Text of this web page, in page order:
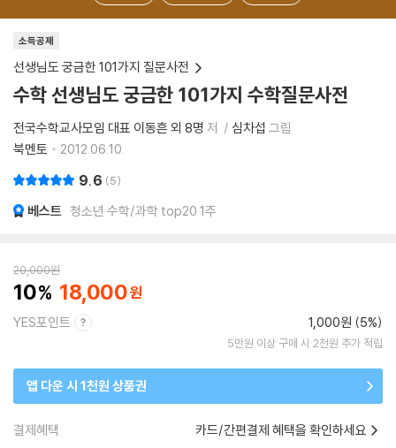
소득공제
선생님도 궁금한 101가지 질문사전
수학 선생님도 궁금한 101가지 수학질문사전
전국수학교사모임 대표 이동흔 외 8명 저 심차섭 그림
북멘토
2012.06.10.
9.6 5
베스트 청소년 수학/과학 top20 1주
20,000원
10 18,000
YES포인트 1,000원 (5%)
5만원 이상 구매 시 2천원 추가 적립
앱 다운 시 1천원 상품권
결제혜택 카드/간편결제 혜택을 확인하세요